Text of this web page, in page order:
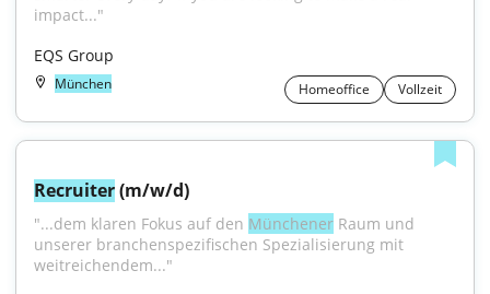
impact..."
EQS Group
München Homeoffice Vollzeit
Recruiter (m/w/d)
"...dem klaren Fokus auf den Münchener Raum und
unserer branchenspezifischen Spezialisierung mit
weitreichendem..."